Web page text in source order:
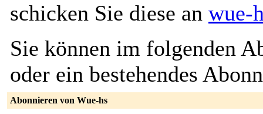
schicken Sie diese an wue-
Sie können im folgenden
oder ein bestehendes
Abonnieren von Wue-hs